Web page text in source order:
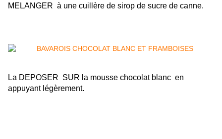
MELANGER à une cuillère de sirop de sucre de canne.
La DEPOSER SUR la mousse chocolat blanc en
appuyant légèrement.